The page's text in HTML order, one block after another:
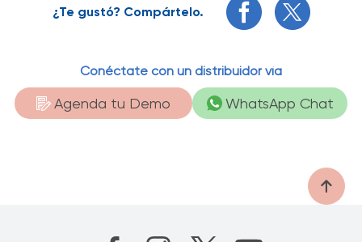
¿Te gustó? Compártelo.
Conéctate con un distribuidor vía
Agenda tu Demo WhatsApp Chat